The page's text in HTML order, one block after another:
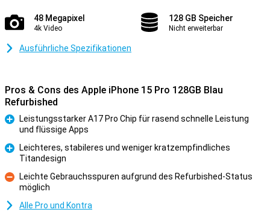
48 Megapixel
4k Video
128 GB Speicher
Nicht erweiterbar
Ausführliche Spezifikationen
Pros & Cons des Apple iPhone 15 Pro 128GB Blau
Refurbished
Leistungsstarker A17 Pro Chip für rasend schnelle Leistung
und flüssige Apps
Leichteres, stabileres und weniger kratzempfindliches
Titandesign
Kontra
Leichte Gebrauchsspuren aufgrund des Refurbished-Status
möglich
Alle Pro und Kontra